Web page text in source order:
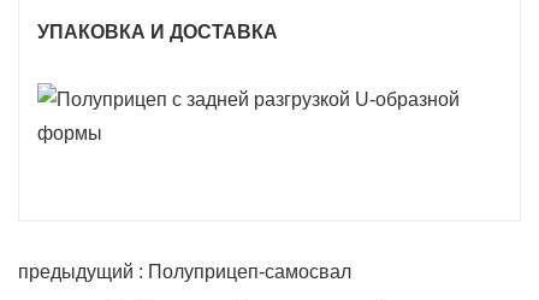
УПАКОВКА И ДОСТАВКА
предыдущий : Полуприцеп-самосвал